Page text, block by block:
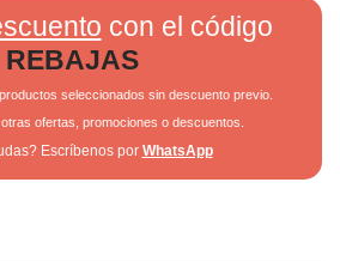
con el código
REBAJAS
seleccionados sin descuento previo.
ofertas, promociones o descuentos.
Escríbenos por WhatsApp